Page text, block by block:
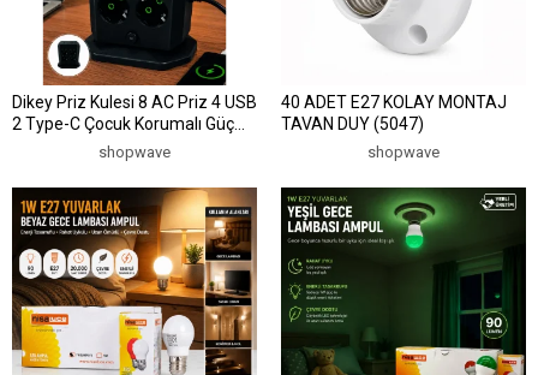
Dikey Priz Kulesi 8 AC Priz 4 USB
2 Type-C Çocuk Korumalı Güç
shopwave
40 ADET E27 KOLAY MONTAJ
TAVAN DUY (5047)
shopwave